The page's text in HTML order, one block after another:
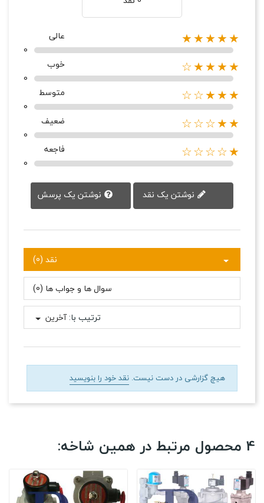
★★★★★
عالی
0
★★★★☆
خوب
0
★★★☆☆
متوسط
0
★★☆☆☆
ضعیف
0
★☆☆☆☆
فاجعه
0
نوشتن یک پرسش
نقد (0)
سوال ها و جواب ها (0)
ترتیب با:آخرین
هیچ گزارشی در دست نیست. نقد خود را بنویسید
4 محصول مرتبط در همین شاخه: